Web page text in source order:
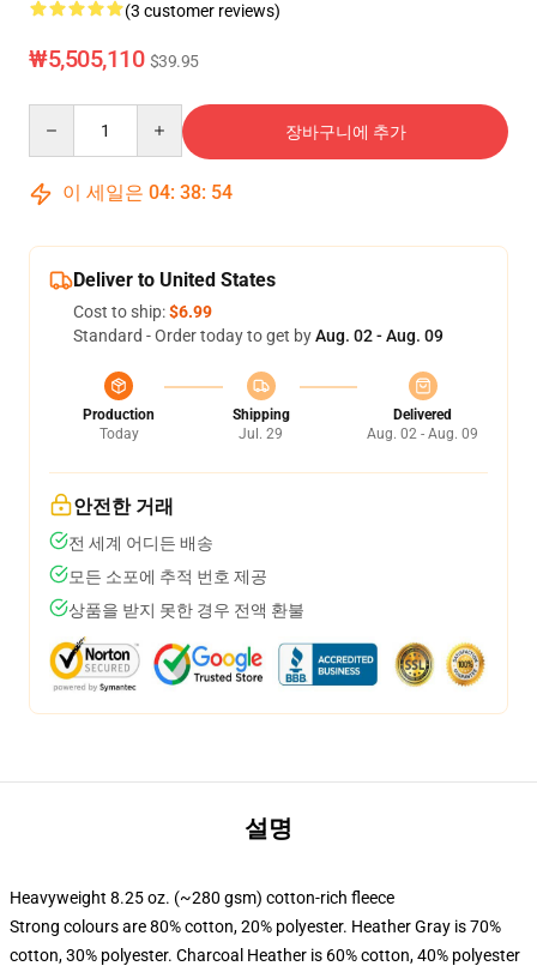
(3 customer reviews)
₩5,505,110 $39.95
장바구니에 추가
이 세일은 04: 38: 54
Deliver to United States
Cost to ship:$6.99
Standard - Order today to get byAug. 02 - Aug. 09
Production
Today
Shipping
Jul. 29
Delivered
Aug. 02 - Aug. 09
안전한 거래
전 세계 어디든 배송
모든 소포에 추적 번호 제공
상품을 받지 못한 경우 전액 환불
설명
Heavyweight 8.25 oz. (~280 gsm) cotton-rich fleece
Strong colours are 80% cotton, 20% polyester. Heather Gray is 70%
cotton, 30% polyester. Charcoal Heather is 60% cotton, 40% polyester